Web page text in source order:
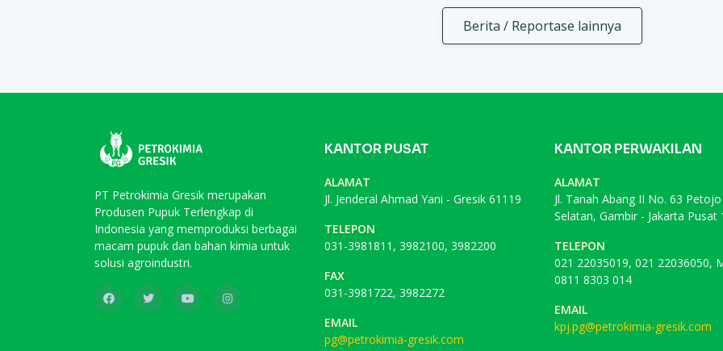
Berita / Reportase lainnya
PT Petrokimia Gresik merupakan
Produsen Pupuk Terlengkap di
Indonesia yang memproduksi berbagai
macam pupuk dan bahan kimia untuk
solusi agroindustri.
KANTOR PUSAT
ALAMAT
Jl. Jenderal Ahmad Yani - Gresik 61119
TELEPON
031-3981811, 3982100, 3982200
FAX
031-3981722, 3982272
EMAIL
pg@petrokimia-gresik.com
KANTOR PERWAKILAN
ALAMAT
Jl. Tanah Abang II No. 63 Petojo
Selatan, Gambir - Jakarta Pusat
TELEPON
021 22035019, 021 22036050,
0811 8303 014
EMAIL
kpj.pg@petrokimia-gresik.com